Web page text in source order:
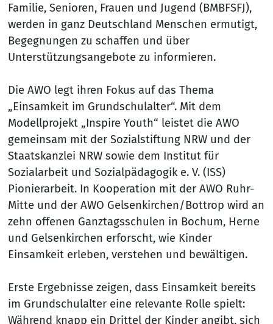
Familie, Senioren, Frauen und Jugend (BMBFSFJ),
werden in ganz Deutschland Menschen ermutigt,
Begegnungen zu schaffen und über
Unterstützungsangebote zu informieren.
Die AWO legt ihren Fokus auf das Thema
„Einsamkeit im Grundschulalter“. Mit dem
Modellprojekt „Inspire Youth“ leistet die AWO
gemeinsam mit der Sozialstiftung NRW und der
Staatskanzlei NRW sowie dem Institut für
Sozialarbeit und Sozialpädagogik e. V. (ISS)
Pionierarbeit. In Kooperation mit der AWO Ruhr-
Mitte und der AWO Gelsenkirchen/Bottrop wird an
zehn offenen Ganztagsschulen in Bochum, Herne
und Gelsenkirchen erforscht, wie Kinder
Einsamkeit erleben, verstehen und bewältigen.
Erste Ergebnisse zeigen, dass Einsamkeit bereits
im Grundschulalter eine relevante Rolle spielt:
Während knapp ein Drittel der Kinder angibt, sich